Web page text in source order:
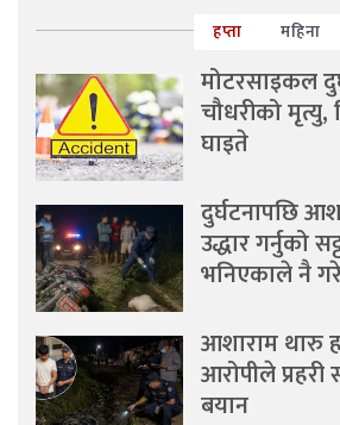
हप्ता महिना
मोटरसाइकल
चौधरीको मृत्यु,
घाइते
दुर्घटनापछि
उद्धार गर्नुको
भनिएकाले नै
आशाराम थारु
आरोपीले प्रहरी
बयान